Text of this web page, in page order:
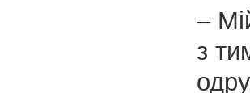
–
з